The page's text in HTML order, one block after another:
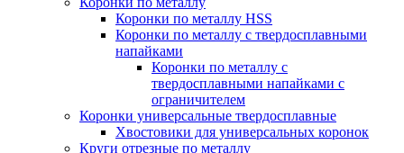
Коронки по металлу HSS
Коронки по металлу с твердосплавными
напайками
Коронки по металлу с
твердосплавными напайками c
ограничителем
Коронки универсальные твердосплавные
Хвостовики для универсальных коронок
Круги отрезные по металлу